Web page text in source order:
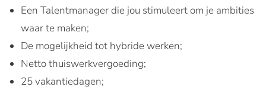
Een Talentmanager die jou stimuleert om je ambities
waar te maken;
De mogelijkheid tot hybride werken;
Netto thuiswerkvergoeding;
25 vakantiedagen;